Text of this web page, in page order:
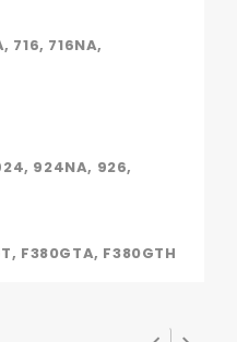
716, 716NA,
924NA, 926,
F380GTA, F380GTH